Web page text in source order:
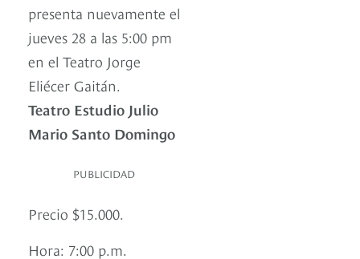
presenta nuevamente el
jueves 28 a las 5:00 pm
en el Teatro Jorge
Eliécer Gaitán.
Teatro Estudio Julio
Mario Santo Domingo
PUBLICIDAD
Precio $15.000.
Hora: 7:00 p.m.